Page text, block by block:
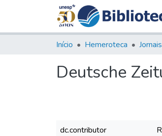
Início Hemeroteca
Deutsche
dc.contributor